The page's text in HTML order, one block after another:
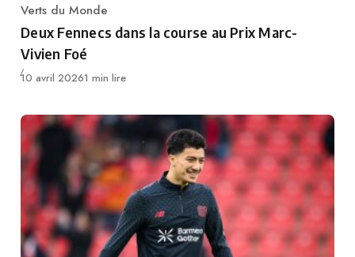
Category
Verts du Monde
Deux Fennecs dans la course au Prix Marc-
Vivien Foé
Publié
10 avril 20261 min lire